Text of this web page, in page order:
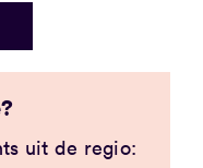
uit de regio: